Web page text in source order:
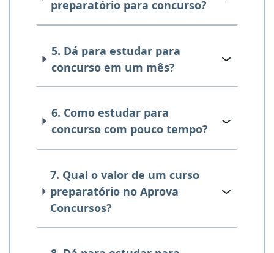
preparatório para concurso?
5. Dá para estudar para
concurso em um mês?
6. Como estudar para
concurso com pouco tempo?
7. Qual o valor de um curso
preparatório no Aprova
Concursos?